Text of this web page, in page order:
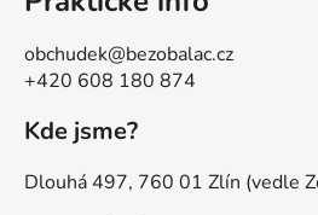
obchudek@bezobalac.cz
+420 608 180 874
Kde jsme?
Dlouhá 497, 760 01 Zlín (vedle